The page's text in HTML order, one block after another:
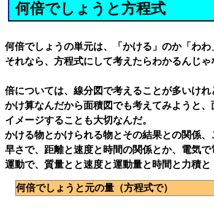
何倍でしょうと方程式
何倍でしょうの単元は、「かける」のか「わわ
それなら、方程式にして考えたらわかるんじゃ
倍については、線分図で考えることが多いけれ
かけ算なんだから面積図でも考えてみようと、
イメージすることも大切なんだ。
かける物とかけられる物とその結果との関係
早さで、距離と速度と時間の関係とか、電気で
運動で、質量とと速度と運動量と時間と力積
何倍でしょうと元の量（方程式で）